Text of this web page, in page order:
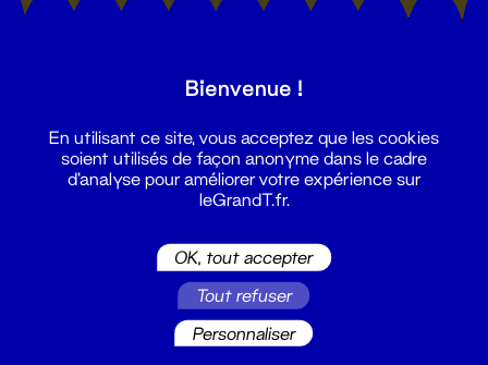
billetterie@leGrandT.fr
Du lundi au vendredi 14h → 18h
Bienvenue !
En utilisant ce site, vous acceptez que les cookies
soient utilisés de façon anonyme dans le cadre
d'analyse pour améliorer votre expérience sur
leGrandT.fr.
OK, tout accepter
Tout refuser
Personnaliser